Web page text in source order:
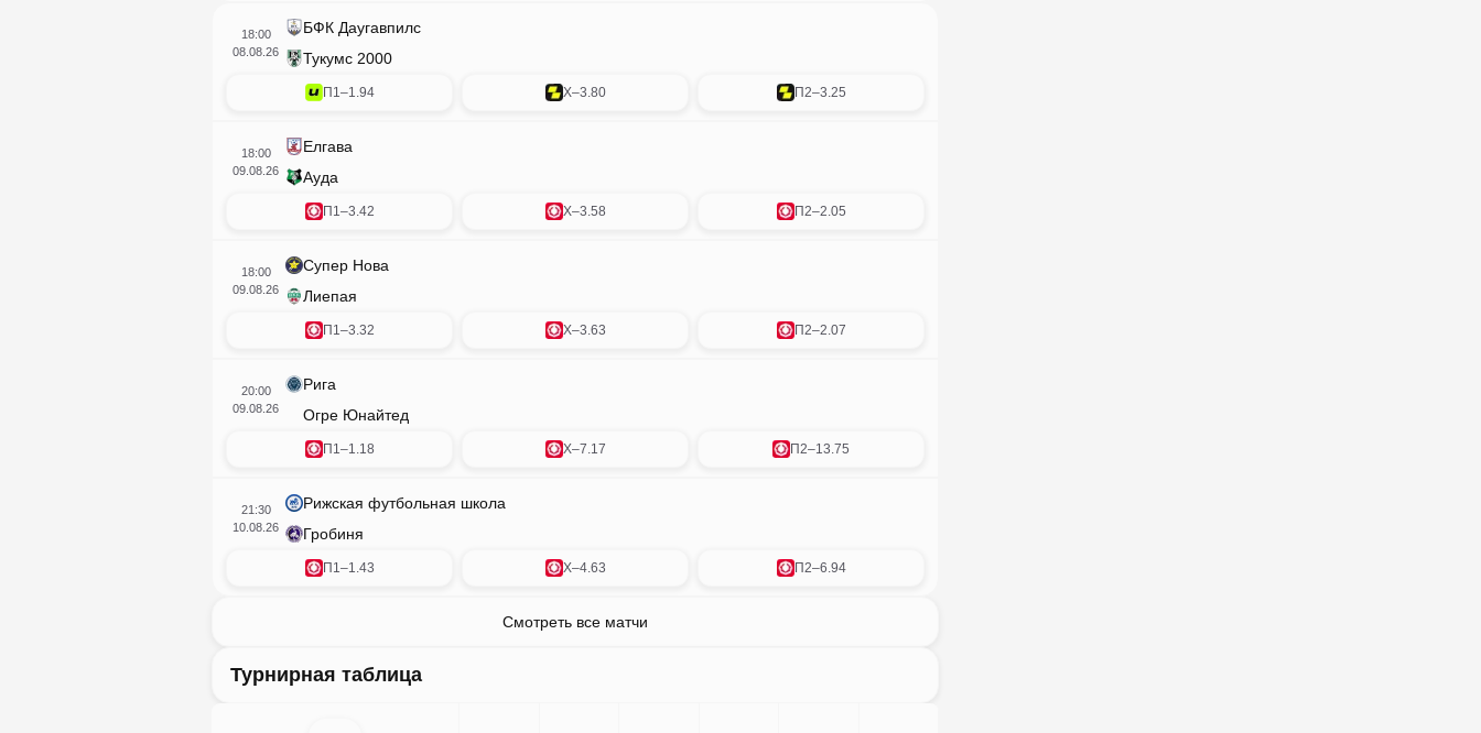
18:00
08.08.26
БФК Даугавпилс
Тукумс 2000
П1–1.94 X–3.80 П2–3.25
18:00
09.08.26
Елгава
Ауда
П1–3.42 X–3.58 П2–2.05
18:00
09.08.26
Супер Нова
Лиепая
П1–3.32 X–3.63 П2–2.07
20:00
09.08.26
Рига
Огре Юнайтед
П1–1.18 X–7.17 П2–13.75
21:30
10.08.26
Рижская футбольная школа
Гробиня
П1–1.43 X–4.63 П2–6.94
Смотреть все матчи
Турнирная таблица